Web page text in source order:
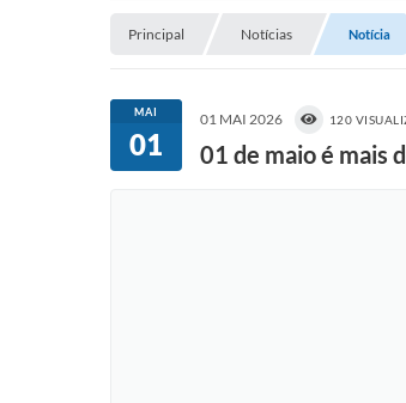
Principal Notícias Notícia
MAI
01
01 MAI 2026 120
01 de maio é mais